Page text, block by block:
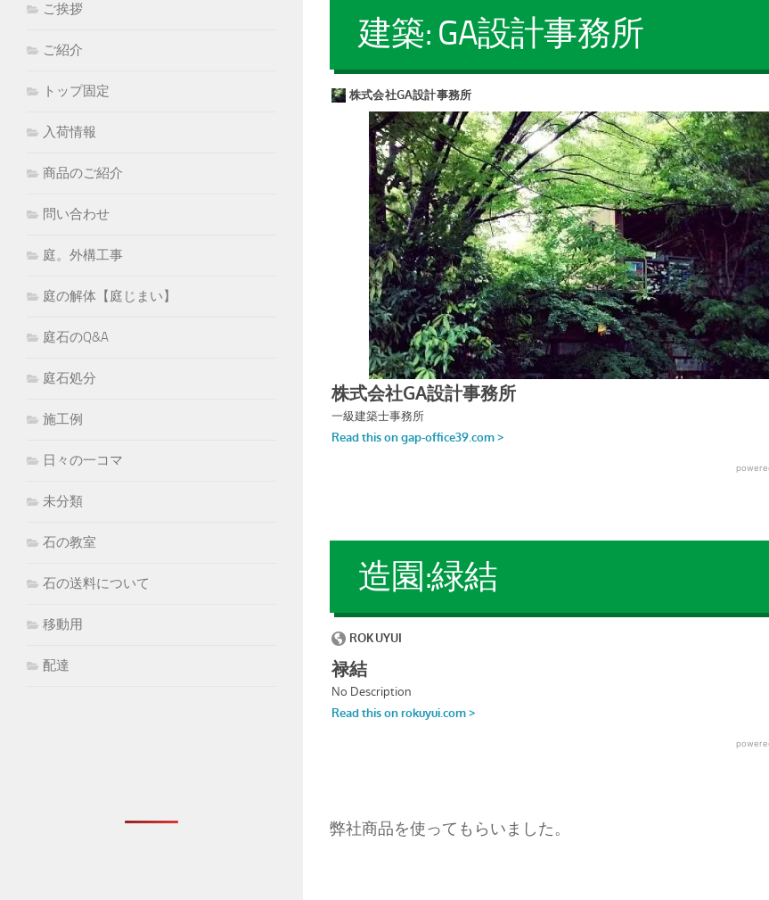
建築: GA設計事務所
造園:緑結
弊社商品を使ってもらいました。
ご挨拶
ご紹介
トップ固定
入荷情報
商品のご紹介
問い合わせ
庭。外構工事
庭の解体【庭じまい】
庭石のQ&A
庭石処分
施工例
日々の一コマ
未分類
石の教室
石の送料について
移動用
配達